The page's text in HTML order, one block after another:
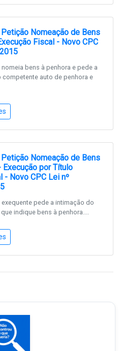
Nomeação de Bens
Fiscal - Novo CPC
bens à penhora e pede a
competente auto de penhora e
Nomeação de Bens
Execução por Título
- Novo CPC Lei nº
pede a intimação do
indique bens à penhora....